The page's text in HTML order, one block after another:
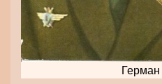
Герман